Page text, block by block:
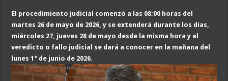
El procedimiento judicial comenzó a las 08;00 horas del
martes 26 de mayo de 2026, y se extenderá durante los días,
miércoles 27, jueves 28 de mayo desde la misma hora y el
veredicto o fallo judicial se dará a conocer en la mañana del
lunes 1° de junio de 2026.